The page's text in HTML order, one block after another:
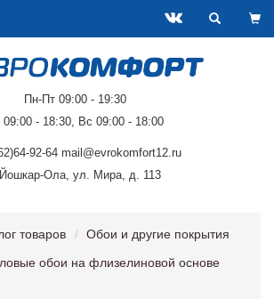
Пн-Пт 09:00 - 19:30
- 18:30, Вс 09:00 - 18:00
92-64 mail@evrokomfort12.ru
Йошкар-Ола, ул. Мира, д. 113
товаров
Обои и другие покрытия
обои на флизелиновой основе